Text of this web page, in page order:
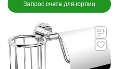
Запрос счета для юрлиц